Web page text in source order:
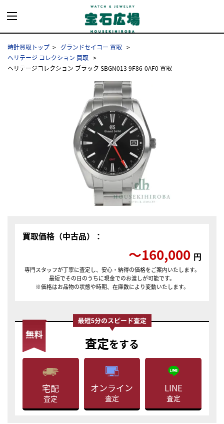
時計買取トップ
グランドセイコー 買取
ヘリテージ コレクション 買取
ヘリテージコレクション ブラック SBGN013 9F86-0AF0 買取
買取価格（中古品）：
〜160,000 円
専門スタッフが丁寧に査定し、安心・納得の価格をご案内いたします。
最短でその日のうちに現金でのお渡しが可能です。
※価格はお品物の状態や時期、在庫数により変動いたします。
査定をする
宅配
査定
オンライン
査定
LINE
査定